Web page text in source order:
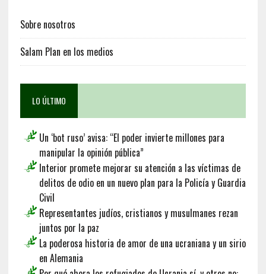
Sobre nosotros
Salam Plan en los medios
LO ÚLTIMO
Un ‘bot ruso’ avisa: “El poder invierte millones para
manipular la opinión pública”
Interior promete mejorar su atención a las víctimas de
delitos de odio en un nuevo plan para la Policía y Guardia
Civil
Representantes judíos, cristianos y musulmanes rezan
juntos por la paz
La poderosa historia de amor de una ucraniana y un sirio
en Alemania